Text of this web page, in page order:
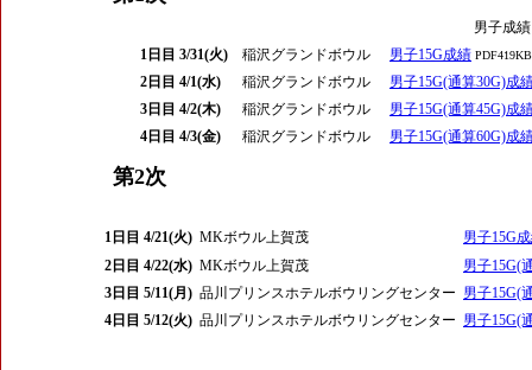
男子成績
1日目 3/31(火)
稲沢グランドボウル 男子15G成績 PDF419KB
2日目 4/1(水) 稲沢グランドボウル
男子15G(通算30G)成
3日目 4/2(木)
稲沢グランドボウル
男子15G(通算45G)成
4日目 4/3(金)
稲沢グランドボウル 男子15G(通算60G)成
第2次
1日目 4/21(火) MKボウル上賀茂
男子15G
2日目 4/22(水) MKボウル上賀茂
男子15G(
3日目 5/11(月) 品川プリンスホテルボウリングセンター 男子15G(
4日目 5/12(火) 品川プリンスホテルボウリングセンター 男子15G(